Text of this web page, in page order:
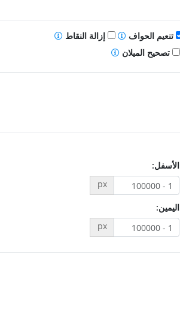
تنعيم الحواف
إزالة النقاط
تصحيح الميلان
الأسفل:
px
اليمين:
px